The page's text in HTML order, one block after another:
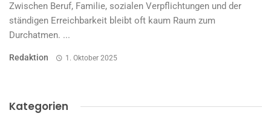
Zwischen Beruf, Familie, sozialen Verpflichtungen und der
ständigen Erreichbarkeit bleibt oft kaum Raum zum
Durchatmen. ...
Redaktion 1. Oktober 2025
Kategorien